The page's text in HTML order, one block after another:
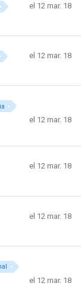
el 12 mar. 18
el 12 mar. 18
el 12 mar. 18
el 12 mar. 18
el 12 mar. 18
el 12 mar. 18